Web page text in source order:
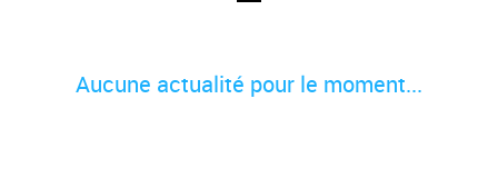
Aucune actualité pour le moment...